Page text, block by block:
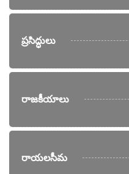
ప్రసిద్ధులు
రాజకీయాలు
రాయలసీమ